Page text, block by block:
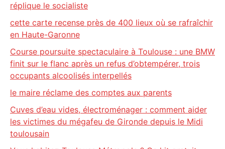
réplique le socialiste
cette carte recense près de 400 lieux où se rafraîchir
en Haute-Garonne
Course poursuite spectaculaire à Toulouse : une BMW
finit sur le flanc après un refus d’obtempérer, trois
occupants alcoolisés interpellés
le maire réclame des comptes aux parents
Cuves d’eau vides, électroménager : comment aider
les victimes du mégafeu de Gironde depuis le Midi
toulousain